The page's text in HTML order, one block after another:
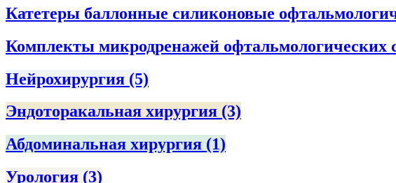
Катетеры баллонные силиконовые
Комплекты микродренажей
Нейрохирургия (5)
Эндоторакальная хирургия (3)
Абдоминальная хирургия (1)
Урология (3)